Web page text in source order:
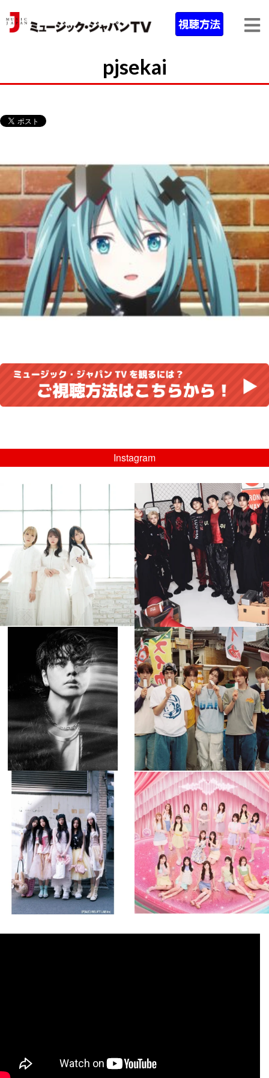
pjsekai
Instagram
...
8月 4
4 0
musicjapantv
💡08/05(水)23:00特番放送！
...
8月 4
4 0
musicjapantv
💡8月特番放送決定！
...
8月 4
397 0
musicjapantv
💡8月特番放送決定！
...
8月 4
6 0
musicjapantv
💡8月特番放送決定！
8月 4
2 0
musicjapantv
💡8月特番放送決定！
...
8月 4
2 0